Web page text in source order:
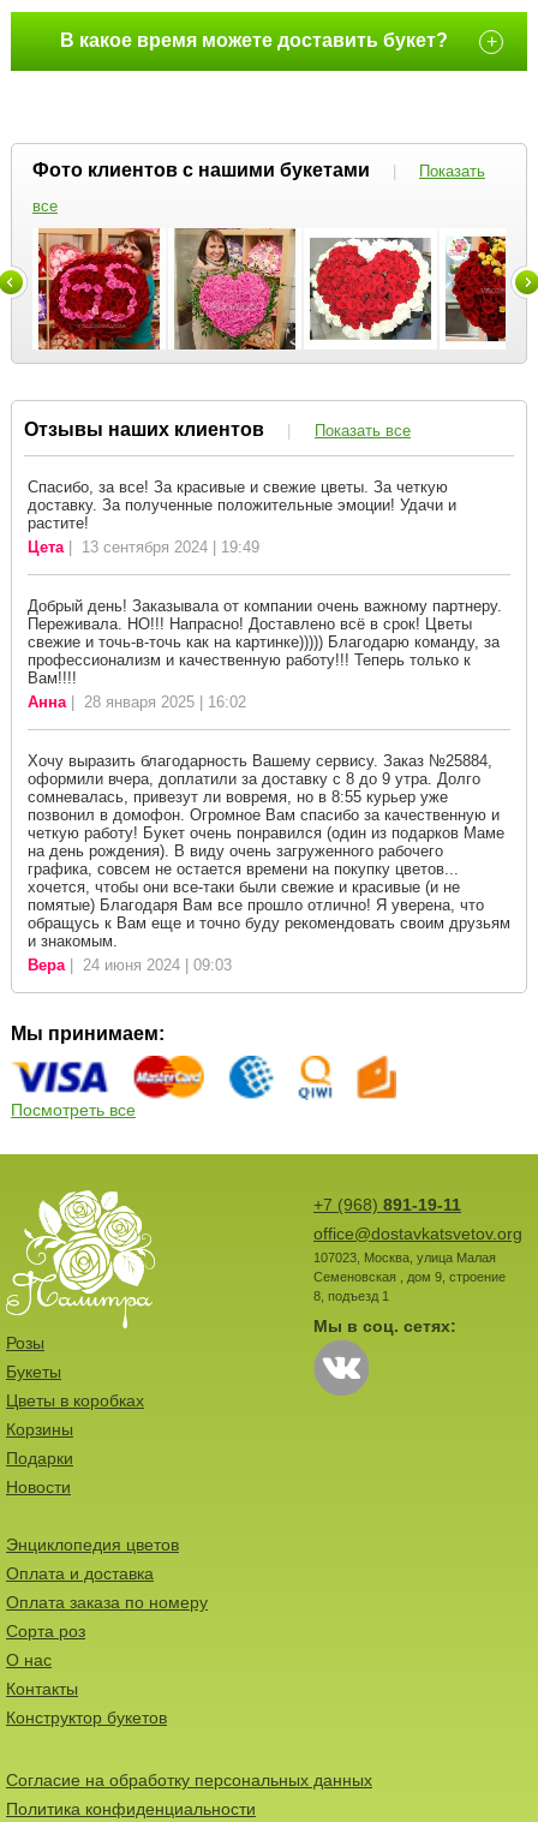
В какое время можете доставить букет? +
Фото клиентов с нашими букетами |
Показать
все
Отзывы наших клиентов | Показать все
Спасибо, за все! За красивые и свежие цветы. За четкую
доставку. За полученные положительные эмоции! Удачи и
растите!
Цета| 13 сентября 2024 | 19:49
Добрый день! Заказывала от компании очень важному партнеру.
Переживала. НО!!! Напрасно! Доставлено всё в срок! Цветы
свежие и точь-в-точь как на картинке))))) Благодарю команду, за
профессионализм и качественную работу!!! Теперь только к
Вам!!!!
Анна| 28 января 2025 | 16:02
Хочу выразить благодарность Вашему сервису. Заказ №25884,
оформили вчера, доплатили за доставку с 8 до 9 утра. Долго
сомневалась, привезут ли вовремя, но в 8:55 курьер уже
позвонил в домофон. Огромное Вам спасибо за качественную и
четкую работу! Букет очень понравился (один из подарков Маме
на день рождения). В виду очень загруженного рабочего
графика, совсем не остается времени на покупку цветов...
хочется, чтобы они все-таки были свежие и красивые (и не
помятые) Благодаря Вам все прошло отлично! Я уверена, что
обращусь к Вам еще и точно буду рекомендовать своим друзьям
и знакомым.
Вера| 24 июня 2024 | 09:03
Мы принимаем:
Посмотреть все
+7 (968) 891-19-11
office@dostavkatsvetov.org
107023, Москва, улица Малая
Семеновская , дом 9, строение
8, подъезд 1
Мы в соц. сетях:
Розы
Букеты
Цветы в коробках
Корзины
Подарки
Новости
Энциклопедия цветов
Оплата и доставка
Оплата заказа по номеру
Сорта роз
О нас
Контакты
Конструктор букетов
Согласие на обработку персональных данных
Политика конфиденциальности